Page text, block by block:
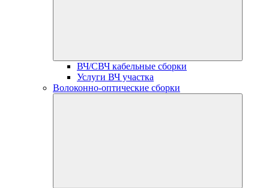
ВЧ/СВЧ кабельные сборки
Услуги ВЧ участка
Волоконно-оптические сборки